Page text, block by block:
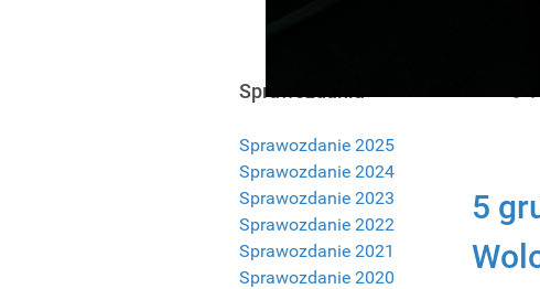
Sprawozdania
Sprawozdanie 2025
Sprawozdanie 2024
Sprawozdanie 2023
Sprawozdanie 2022
Sprawozdanie 2021
Sprawozdanie 2020
Cały
5